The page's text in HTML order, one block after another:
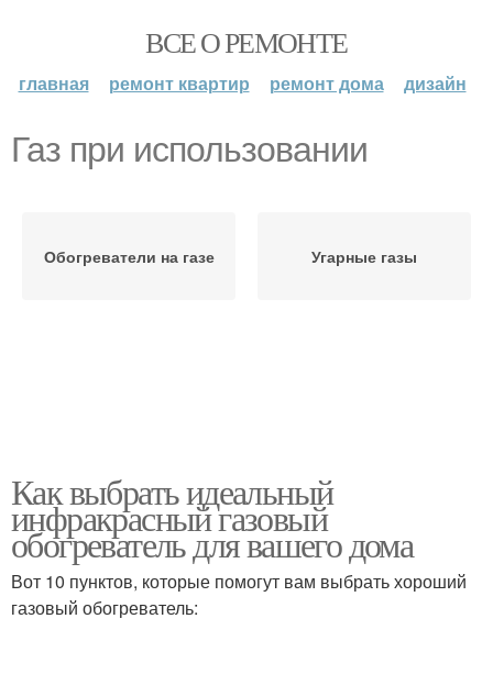
ВСЕ О РЕМОНТЕ
главная ремонт квартир ремонт дома дизайн
Газ при использовании
Обогреватели на газе Угарные газы
Как выбрать идеальный
инфракрасный газовый
обогреватель для вашего дома
Вот 10 пунктов, которые помогут вам выбрать хороший
газовый обогреватель: